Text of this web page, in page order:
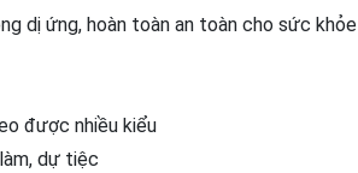
dị ứng, hoàn toàn an toàn cho sức khỏe
được nhiều kiểu
dự tiệc